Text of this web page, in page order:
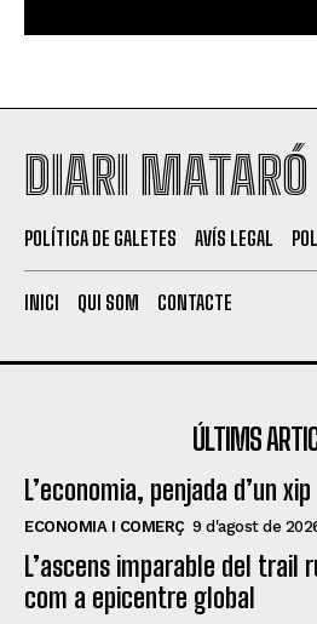
DIARI MATARÓ
POLÍTICA DE GALETES AVÍS LEGAL
INICI QUI SOM CONTACTE
ÚLTIMS
L’economia, penjada d’un xip
ECONOMIA I COMERÇ 9 d'agost de
L’ascens imparable del trail
com a epicentre global